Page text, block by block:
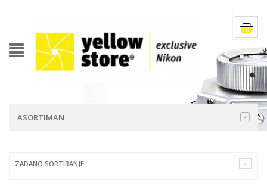
ASORTIMAN
ZADANO SORTIRANJE